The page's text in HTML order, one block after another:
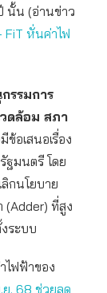
นั้น (อ่านข่าว
FiT หั่นค่าไฟ
รรมการ
ดล้อม สภา
อเสนอเรื่อง
ฐมนตรี โดย
กนโยบาย
(Adder) ที่สูง
ระบบ
ไฟฟ้าของ
ย. 68 ช่วยลด